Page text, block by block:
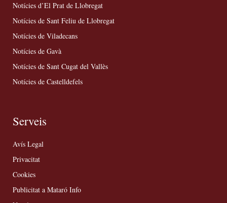
Notícies d’El Prat de Llobregat
Notícies de Sant Feliu de Llobregat
Notícies de Viladecans
Notícies de Gavà
Notícies de Sant Cugat del Vallès
Notícies de Castelldefels
Serveis
Avís Legal
Privacitat
Cookies
Publicitat a Mataró Info